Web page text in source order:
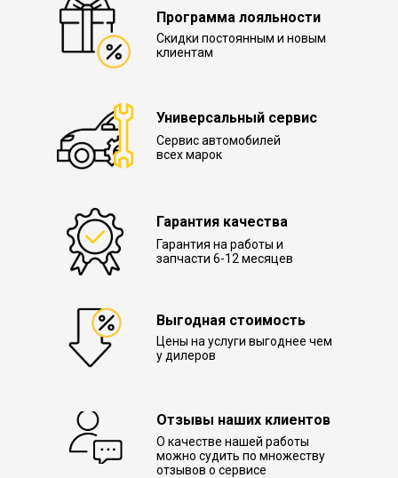
Отзывы наших клиентов
Выгодная стоимость
Цены на услуги выгоднее чем
у дилеров
О качестве нашей работы
можно судить по множеству
отзывов о сервисе
Гарантия качества
Программа лояльности
Скидки постоянным и новым
клиентам
Гарантия на работы и
запчасти 6-12 месяцев
Универсальный сервис
Сервис автомобилей
всех марок